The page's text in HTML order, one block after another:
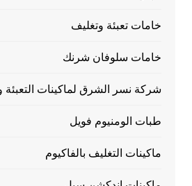
خامات تعبئة وتغليف
خامات سلوفان شرنك
شركة نسر الشرق لماكينات التعبئة
طبات الومنيوم فويل
ماكينات التغليف بالفاكيوم